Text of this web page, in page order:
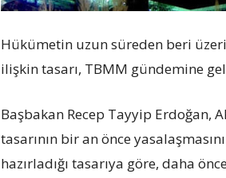
Hükümetin uzun süreden beri
ilişkin tasarı, TBMM gündemine
Başbakan Recep Tayyip Erdoğan,
tasarının bir an önce
hazırladığı tasarıya göre, daha